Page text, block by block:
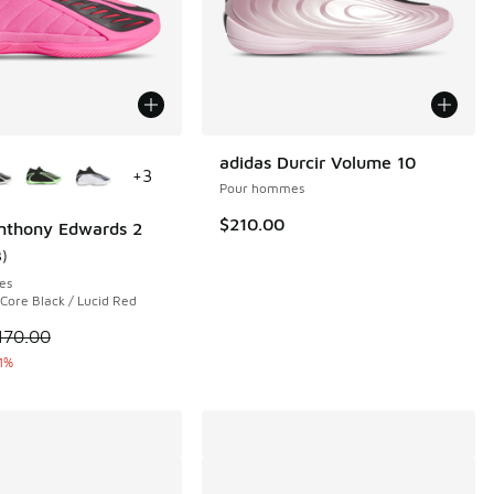
Edwards 2
du client - [5 sur 5 étoiles], 3 commentaires
)
Black / Lucid Red
est en solde. Le prix est passé de $170.00 à $99.99
+3
adidas Durcir Volume 10
Pour hommes
$210.00